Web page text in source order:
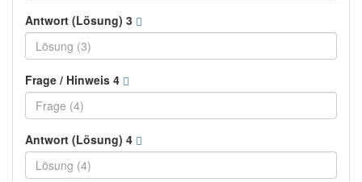
Antwort (Lösung) 3
Frage / Hinweis 4
Antwort (Lösung) 4